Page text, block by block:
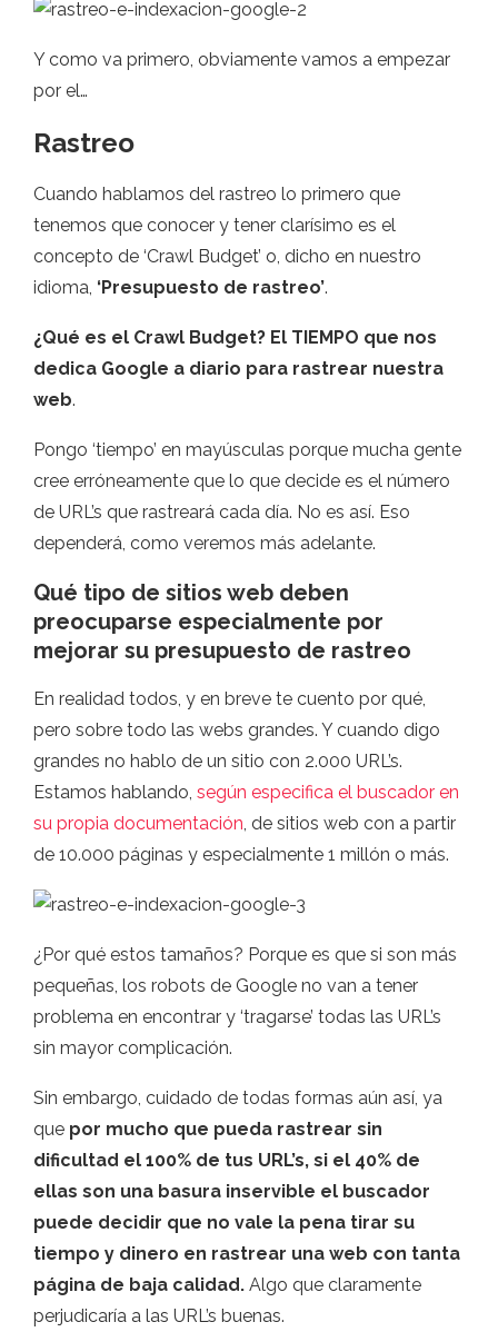
Y como va primero, obviamente vamos a empezar
por el…
Rastreo
Cuando hablamos del rastreo lo primero que
tenemos que conocer y tener clarísimo es el
concepto de ‘Crawl Budget’ o, dicho en nuestro
idioma, ‘Presupuesto de rastreo’.
¿Qué es el Crawl Budget? El TIEMPO que nos
dedica Google a diario para rastrear nuestra
web.
Pongo ‘tiempo’ en mayúsculas porque mucha gente
cree erróneamente que lo que decide es el número
de URL’s que rastreará cada día. No es así. Eso
dependerá, como veremos más adelante.
Qué tipo de sitios web deben
preocuparse especialmente por
mejorar su presupuesto de rastreo
En realidad todos, y en breve te cuento por qué,
pero sobre todo las webs grandes. Y cuando digo
grandes no hablo de un sitio con 2.000 URL’s.
Estamos hablando, según especifica el buscador en
su propia documentación, de sitios web con a partir
de 10.000 páginas y especialmente 1 millón o más.
¿Por qué estos tamaños? Porque es que si son más
pequeñas, los robots de Google no van a tener
problema en encontrar y ‘tragarse’ todas las URL’s
sin mayor complicación.
Sin embargo, cuidado de todas formas aún así, ya
que por mucho que pueda rastrear sin
dificultad el 100% de tus URL’s, si el 40% de
ellas son una basura inservible el buscador
puede decidir que no vale la pena tirar su
tiempo y dinero en rastrear una web con tanta
página de baja calidad. Algo que claramente
perjudicaría a las URL’s buenas.